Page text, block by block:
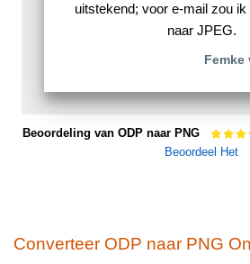
uitstekend; voor e-mail zou
naar JPEG.
Femke
Beoordeling van ODP naar PNG
Beoordeel Het
Converteer ODP naar PNG